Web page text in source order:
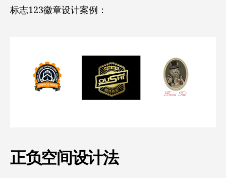
标志123徽章设计案例：
正负空间设计法